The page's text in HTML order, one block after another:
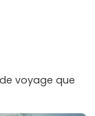
voyage que